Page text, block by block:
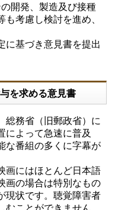
開発、製造及び接種
考慮し検討を進め、
に基づき意見書を提出
を求める意見書
務省（旧郵政省）に
によって急速に普及
な番組の多くに字幕が
画にはほとんど日本語
画の場合は特別なもの
現状です。聴覚障害者
ことができません。